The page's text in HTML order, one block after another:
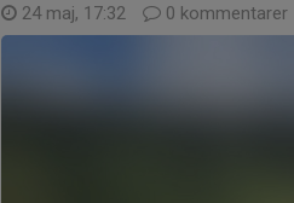
24 maj, 17:32 0 kommentarer